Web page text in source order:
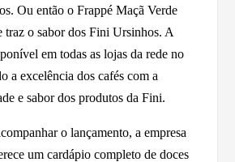
Ou então o Frappé Maçã Verde
traz o sabor dos Fini Ursinhos. A
em todas as lojas da rede no
a excelência dos cafés com a
e sabor dos produtos da Fini.
o lançamento, a empresa
um cardápio completo de doces